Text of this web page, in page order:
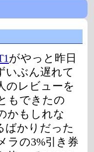
がやっと昨日
いぶん遅れて
のレビューを
もできたの
かもしれな
ばかりだった
ラの3%引き券